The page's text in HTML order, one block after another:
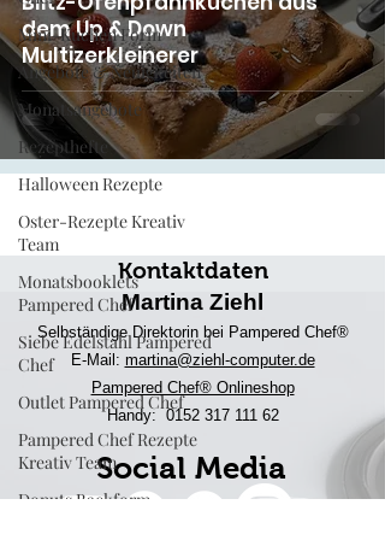
Mini-Kuchen Form
Angebote & Neuigkeiten
Monatsangebote
Rezepthefte
Halloween Rezepte
Oster-Rezepte Kreativ
Team
Monatsbooklets
Pampered Chef
Siebe Edelstahl Pampered
Chef
Outlet Pampered Chef
Pampered Chef Rezepte
Kreativ Team
Donuts Backform
dem Up & Down
Multizerkleinerer
Kontaktdaten
Martina Ziehl
Selbständige Direktorin bei Pampered Chef®
E-Mail: martina@ziehl-computer.de
Pampered Chef® Onlineshop
Handy: 0152 317 111 62
Social Media